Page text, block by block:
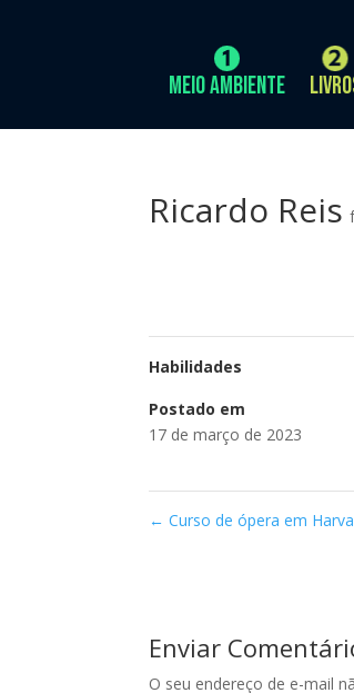
Meio Ambiente
Ricardo Reis
Habilidades
Postado em
17 de março de 2023
← Curso de ópera em
Enviar
O seu endereço de e-mail